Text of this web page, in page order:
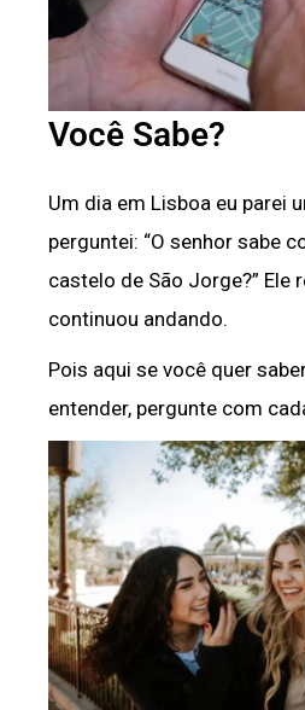
Você Sabe?
Um dia em Lisboa eu parei
perguntei: “O senhor sabe
castelo de São Jorge?” Ele
continuou andando.
Pois aqui se você quer
entender, pergunte com